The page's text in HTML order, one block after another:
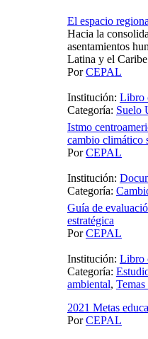
El espacio
Hacia la
asentamientos
Latina y el Caribe
PorCEPAL
Institución: Libro
Categoría: Suelo
Istmo
cambio climático
PorCEPAL
Institución:
Categoría:
Guía de
estratégica
PorCEPAL
Institución: Libro
Categoría:
ambiental,
2021 Metas
PorCEPAL